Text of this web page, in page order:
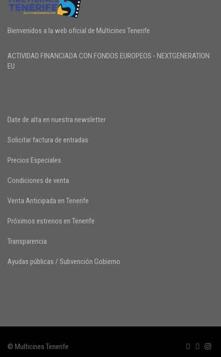
Bienvenidos a la web oficial de Multicines Tenerife
ACTIVIDAD FINANCIADA CON FONDOS EUROPEOS - NEXTGENERATION
EU
Date de alta en nuestra newsletter
Solicitar factura de entradas
Precios Especiales
Condiciones de venta
Venta Anticipada en Tenerife
Próximos estrenos en Tenerife
Transparencia
Ayudas públicas / Subvención Gobierno
© Multicines Tenerife